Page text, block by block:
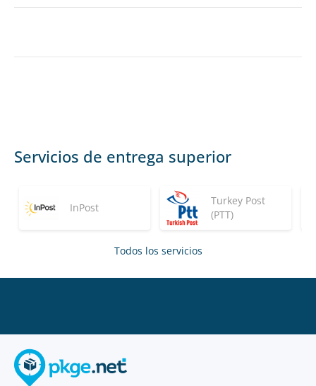
Servicios de entrega superior
InPost
Turkey Post
(PTT)
Todos los servicios